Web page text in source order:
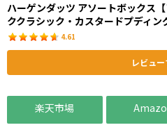
ハーゲンダッツ アソートボックス
ククラシック・カスタードプディ
4.61
レビュー
楽天市場